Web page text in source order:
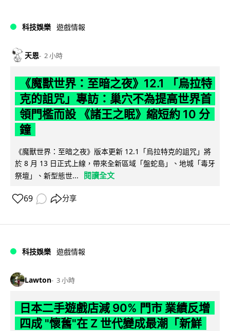
科技娛樂 遊戲情報
天恩 2 小時
《魔獸世界：至暗之夜》12.1 「烏拉特
克的詛咒」專訪：巢穴不為提高世界首
領門檻而設 《諸王之眠》縮短約 10 分
鐘
《魔獸世界：至暗之夜》版本更新 12.1「烏拉特克的詛咒」將
於 8 月 13 日正式上線，帶來全新區域「盤蛇島」、地城「毒牙
祭壇」、新型態世...
閱讀全文
69 分享
科技娛樂 遊戲情報
Lawton 3 小時
日本二手遊戲店減 90% 門市 業績反增
四成 "懷舊"在 Z 世代變成最潮「新鮮